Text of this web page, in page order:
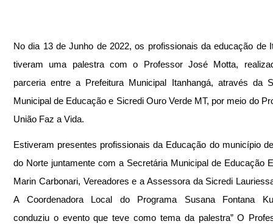
No dia 13 de Junho de 2022, os profissionais da educação de
tiveram uma palestra com o Professor José Motta,
parceria entre a Prefeitura Municipal Itanhangá, através da
Municipal de Educação e Sicredi Ouro Verde MT, por meio do
União Faz a Vida.
Estiveram presentes profissionais da Educação do município
do Norte juntamente com a Secretária Municipal de Educação
Marin Carbonari, Vereadores e a Assessora da Sicredi
A Coordenadora Local do Programa Susana Fontana
conduziu o evento que teve como tema da palestra” O